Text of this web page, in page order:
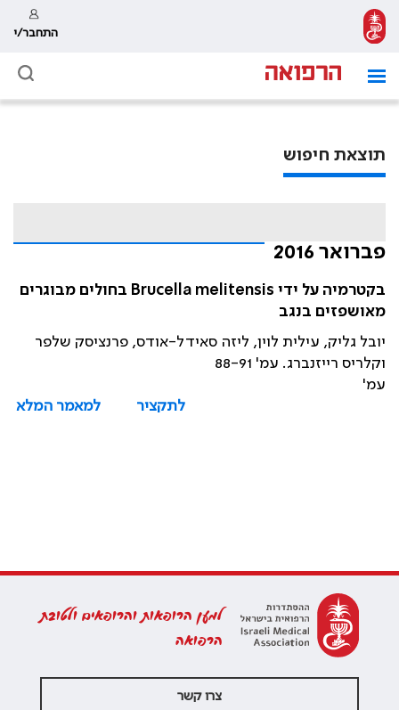
התחבר/י
תוצאת חיפוש
פברואר 2016
בקטרמיה על ידי Brucella melitensis בחולים מבוגרים
מאושפזים בנגב
יובל גליק, עילית לוין, ליזה סאידל-אודס, פרנציסק שלפר
וקלריס רייזנברג. עמ' 88-91
עמ'
לתקציר
למאמר המלא
למען הרופאות והרופאים ולטובת
הרפואה
צרו קשר